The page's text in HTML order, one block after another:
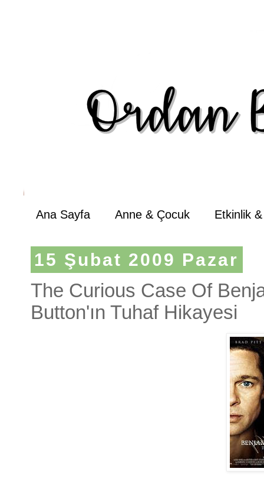
Ana Sayfa Anne & Çocuk Etkinlik
15 Şubat 2009 Pazar
The Curious Case Of
Button'ın Tuhaf Hikayesi